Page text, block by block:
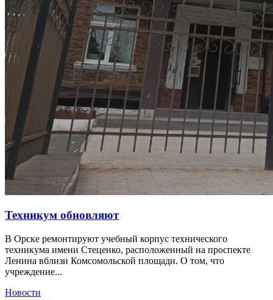
Техникум обновляют
В Орске ремонтируют учебный корпус технического
техникума имени Стеценко, расположенный на проспекте
Ленина вблизи Комсомольской площади. О том, что
учреждение...
Новости